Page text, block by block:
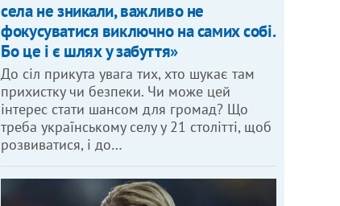
села не зникали, важливо не
фокусуватися виключно на самих собі.
Бо це і є шлях у забуття»
До сіл прикута увага тих, хто шукає там
прихистку чи безпеки. Чи може цей
інтерес стати шансом для громад? Що
треба українському селу у 21 столітті, щоб
розвиватися, і до…